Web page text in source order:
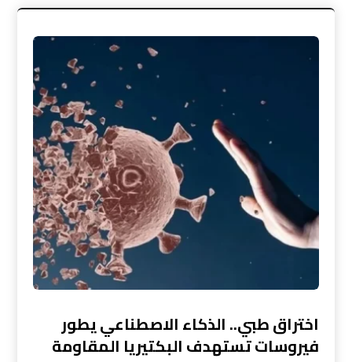
اختراق طبي.. الذكاء الاصطناعي يطور
فيروسات تستهدف البكتيريا المقاومة